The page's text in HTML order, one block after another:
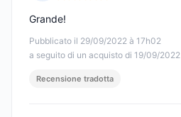
Pubblicato il 29/09/2022 à 17h02
a seguito di un acquisto di 19/09/2022
Grande!
Recensione tradotta